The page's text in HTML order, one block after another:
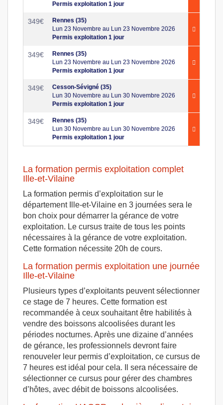
Permis exploitation 1 jour
349€
Rennes (35)
Lun 23 Novembre au Lun 23 Novembre 2026
Permis exploitation 1 jour
349€
Rennes (35)
Lun 23 Novembre au Lun 23 Novembre 2026
Permis exploitation 1 jour
349€
Cesson-Sévigné (35)
Lun 30 Novembre au Lun 30 Novembre 2026
Permis exploitation 1 jour
349€
Rennes (35)
Lun 30 Novembre au Lun 30 Novembre 2026
Permis exploitation 1 jour
La formation permis exploitation complet
Ille-et-Vilaine
La formation permis d’exploitation sur le
département Ille-et-Vilaine en 3 journées sera le
bon choix pour démarrer la gérance de votre
exploitation. Le cursus traite de tous les points
nécessaires à la gérance de votre exploitation.
Cette formation nécessite 20h de cours.
La formation permis exploitation une journée
Ille-et-Vilaine
Plusieurs types d’exploitants peuvent sélectionner
ce stage de 7 heures. Cette formation est
recommandée à ceux souhaitant être habilités à
vendre des boissons alcoolisées durant les
périodes nocturnes. Après une dizaine d’années
de gérance, les professionnels devront faire
renouveler leur permis d’exploitation, ce cursus de
7 heures est idéal pour cela. Il sera nécessaire de
sélectionner ce cursus pour gérer des chambres
d’hôtes, avec débit de boissons alcoolisées.